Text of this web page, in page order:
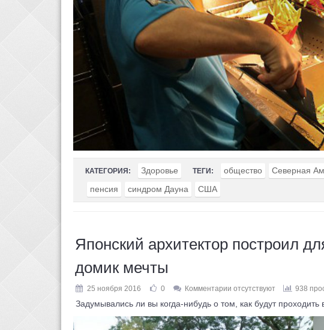
КАТЕГОРИЯ: Здоровье ТЕГИ: общество Северная
пенсия
синдром Дауна США
Японский архитектор построил
домик мечты
25 ноября 2016 0 Комментарии отсутствуют 938
Задумывались ли вы когда-нибудь о том, как будут